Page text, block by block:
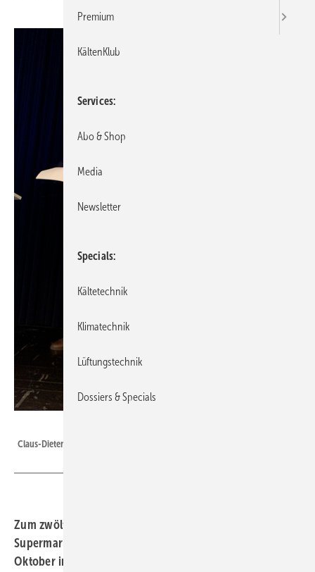
Claus-Dieter Penno, Präsident des ZVKKW
Zum zwölften Mal veranstaltete der ZVKKW sein
Supermarkt-Symposium, das in diesem Jahr am 6.
Oktober in Darmstadt unter dem Motto
Premium
KältenKlub
Services
Abo & Shop
Media
Newsletter
Specials
Kältetechnik
Klimatechnik
Lüftungstechnik
Dossiers & Specials